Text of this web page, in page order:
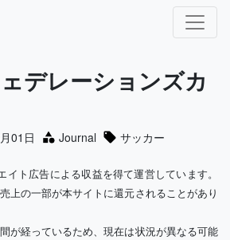
ゲーション
デレーションズカ
01日 Journal サッカー
イト広告による収益を得て運営しています。
上の一部が本サイトに還元されることがあり
が経っているため、現在は状況が異なる可能